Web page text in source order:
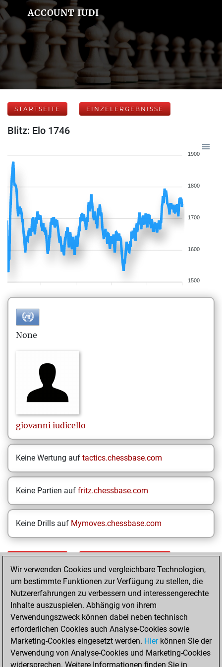
ACCOUNT IUDI
STARTSEITE EINZELERGEBNISSE
Blitz: Elo 1746
1900
1800
1700
1600
1500
None
giovanni iudicello
Keine Wertung auf tactics.chessbase.com
Keine Partien auf fritz.chessbase.com
Keine Drills auf Mymoves.chessbase.com
STARTSEITE EINZELERGEBNISSE
Your Latest App
Activity
Yesterday
You played 400
Wir verwenden Cookies und vergleichbare Technologien,
um bestimmte Funktionen zur Verfügung zu stellen, die
Nutzererfahrungen zu verbessern und interessengerechte
Inhalte auszuspielen. Abhängig von ihrem
Verwendungszweck können dabei neben technisch
erforderlichen Cookies auch Analyse-Cookies sowie
Marketing-Cookies eingesetzt werden. Hierkönnen Sie der
Verwendung von Analyse-Cookies und Marketing-Cookies
widersprechen. Weitere Informationen finden Sie in